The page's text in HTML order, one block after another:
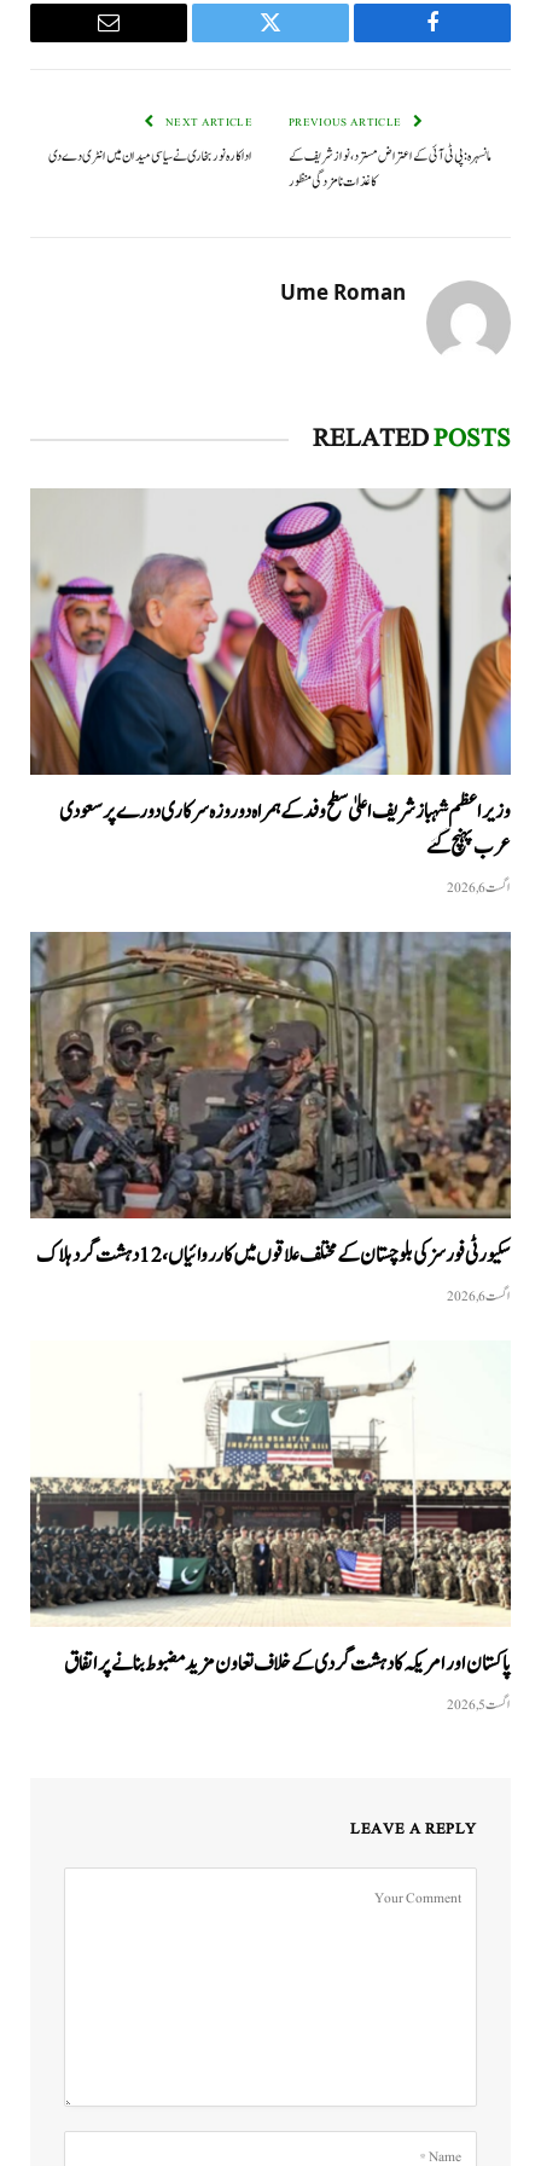
Facebook
Twitter
Email
مانسہرہ : پی ٹی آئی کے اعتراض مسترد، نوازشریف کے
کاغذات نامزدگی منظور
NEXT ARTICLE
اداکارہ نور بخاری نے سیاسی میدان میں انٹری دے دی
Ume Roman
RELATEDPOSTS
وزیراعظم شہبازشریف اعلیٰ سطح وفد کے ہمراہ دو روزه سرکاری دورے پر سعودی
عرب پہنچ گئے
اگست 6, 2026
سکیورٹی فورسز کی بلوچستان کے مختلف علاقوں میں کارروائیاں ، 12 دہشت گرد ہلاک
اگست 6, 2026
پاکستان اور امریکہ کا دہشت گردی کے خلاف تعاون مزید مضبوط بنانے پر اتفاق
اگست 5, 2026
LEAVE A REPLY